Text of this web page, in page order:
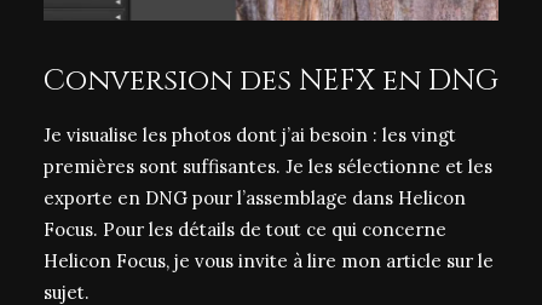
Conversion des NEFX en DNG
Je visualise les photos dont j’ai besoin : les vingt
premières sont suffisantes. Je les sélectionne et les
exporte en DNG pour l’assemblage dans Helicon
Focus. Pour les détails de tout ce qui concerne
Helicon Focus, je vous invite à lire mon article sur le
sujet.